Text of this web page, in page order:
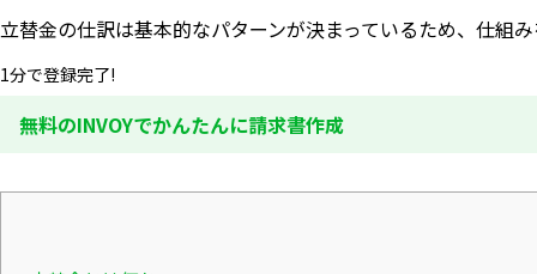
立替金の仕訳は基本的なパターンが決まっているため、仕組
1分で登録完了!
無料のINVOYでかんたんに請求書作成